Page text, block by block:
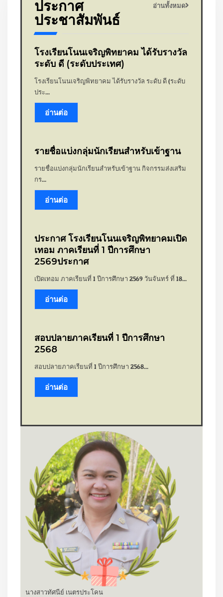
ประกาศ
ประชาสัมพันธ์
อ่านทั้งหมด
โรงเรียนโนนเจริญพิทยาคม ได้รับรางวัล
ระดับ ดี (ระดับประเทศ)
โรงเรียนโนนเจริญพิทยาคม ได้รับรางวัล ระดับ ดี (ระดับ
ประ...
อ่านต่อ
รายชื่อแบ่งกลุ่มนักเรียนสำหรับเข้าฐาน
รายชื่อแบ่งกลุ่มนักเรียนสำหรับเข้าฐาน กิจกรรมส่งเสริม
กร...
อ่านต่อ
ประกาศ โรงเรียนโนนเจริญพิทยาคมเปิด
เทอม ภาคเรียนที่ 1 ปีการศึกษา
2569ประกาศ
เปิดเทอม ภาคเรียนที่ 1 ปีการศึกษา 2569 วันจันทร์ ที่ 18...
อ่านต่อ
สอบปลายภาคเรียนที่ 1 ปีการศึกษา
2568
สอบปลายภาคเรียนที่ 1 ปีการศึกษา 2568...
อ่านต่อ
นางสาวทัศนีย์ เนตรประโคน